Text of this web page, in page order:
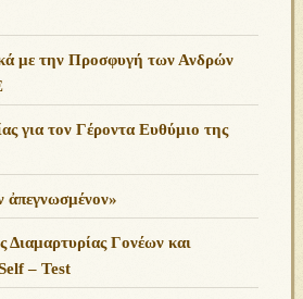
με την Προσφυγή των Ανδρών
για τον Γέροντα Ευθύμιο της
ἀπεγνωσμένον»
Διαμαρτυρίας Γονέων και
– Test